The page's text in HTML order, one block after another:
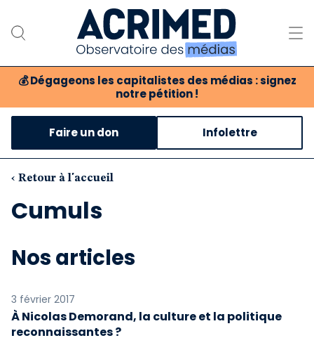
💰 Dégageons les capitalistes des médias : signez
notre pétition !
Notre association
Notre critique des médias
Nos propositions
Boutique
Faire un don Infolettre
‹ Retour à l'accueil
Cumuls
Nos articles
3 février 2017
À Nicolas Demorand, la culture et la politique
reconnaissantes ?